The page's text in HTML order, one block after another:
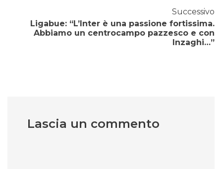
Successivo
Ligabue: “L’Inter è una passione fortissima.
Abbiamo un centrocampo pazzesco e con
Inzaghi…”
Lascia un commento